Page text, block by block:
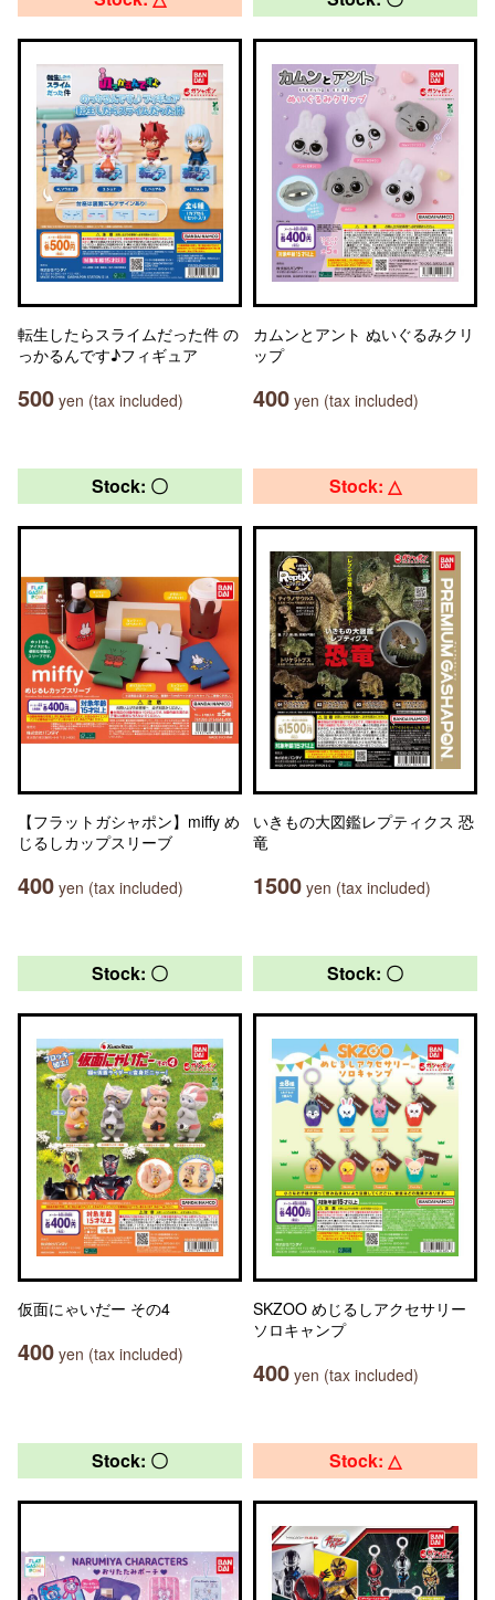
転生したらスライムだった件 の
っかるんです♪フィギュア
500 yen (tax included)
カムンとアント ぬいぐるみクリ
ップ
400 yen (tax included)
Stock: 〇
【フラットガシャポン】miffy め
じるしカップスリーブ
400 yen (tax included)
Stock: △
いきもの大図鑑レプティクス 恐
竜
1500 yen (tax included)
Stock: 〇
仮面にゃいだー その4
400 yen (tax included)
Stock: 〇
SKZOO めじるしアクセサリー
ソロキャンプ
400 yen (tax included)
Stock: 〇 Stock: △